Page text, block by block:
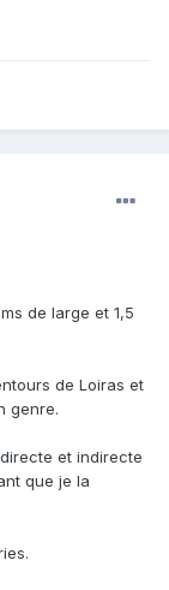
de large et 1,5
de Loiras et
genre.
et indirecte
que je la